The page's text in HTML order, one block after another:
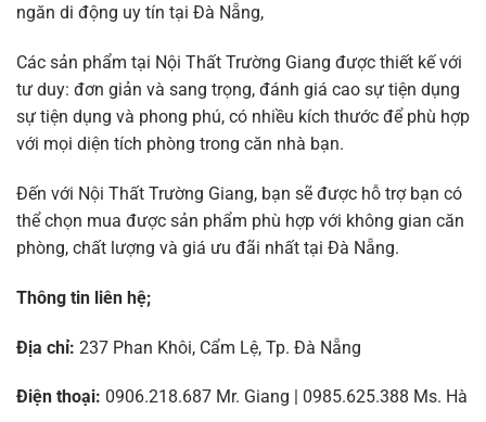
ngăn di động uy tín tại Đà Nẵng,
Các sản phẩm tại Nội Thất Trường Giang được thiết kế với
tư duy: đơn giản và sang trọng, đánh giá cao sự tiện dụng
sự tiện dụng và phong phú, có nhiều kích thước để phù hợp
với mọi diện tích phòng trong căn nhà bạn.
Đến với Nội Thất Trường Giang, bạn sẽ được hỗ trợ bạn có
thể chọn mua được sản phẩm phù hợp với không gian căn
phòng, chất lượng và giá ưu đãi nhất tại Đà Nẵng.
Thông tin liên hệ;
Địa chỉ: 237 Phan Khôi, Cẩm Lệ, Tp. Đà Nẵng
Điện thoại: 0906.218.687 Mr. Giang | 0985.625.388 Ms. Hà